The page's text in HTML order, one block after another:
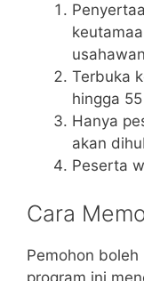
Terbuka
hingga
Hanya
akan
Peserta
Cara
Pemohon
program ini